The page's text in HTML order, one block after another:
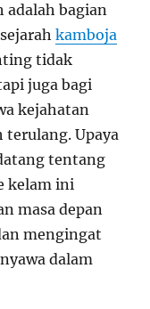
adalah bagian
kamboja
tidak
juga bagi
kejahatan
terulang. Upaya
tentang
kelam ini
masa depan
mengingat
dalam